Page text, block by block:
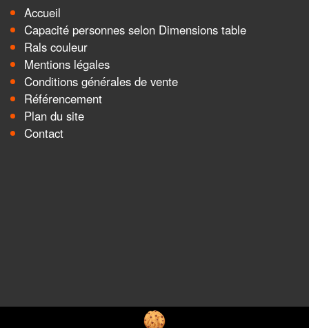
Accueil
Capacité personnes selon Dimensions table
Rals couleur
Mentions légales
Conditions générales de vente
Référencement
Plan du site
Contact